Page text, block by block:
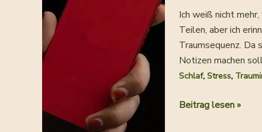
Traumanalyse
Ich weiß nicht
Teilen, aber ich
Traumsequenz. Da
Notizen machen
Schlaf, Stress,
Der
Beitrag lesen »